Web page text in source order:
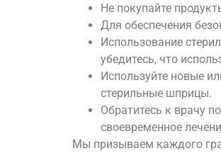
Не покупайте
Для обеспечения
Использование
убедитесь, что
Используйте новые
стерильные шприцы.
Обратитесь к врачу
своевременное
Мы призываем каждого